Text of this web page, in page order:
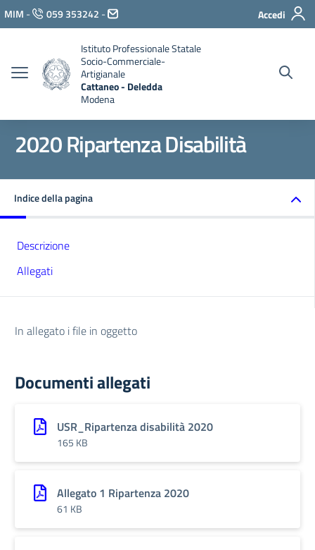
Vai ai contenuti
Vai al menu di navigazione
Vai al footer
MIM - 059 353242 - Accedi
Istituto Professionale Statale
Socio-Commerciale-
Artigianale
Cattaneo - Deledda
Modena
2020 Ripartenza Disabilità
Indice della pagina
Descrizione
Allegati
In allegato i file in oggetto
Documenti allegati
USR_Ripartenza disabilità 2020
165 KB
Allegato 1 Ripartenza 2020
61 KB